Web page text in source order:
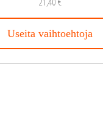
Useita vaihtoehtoja